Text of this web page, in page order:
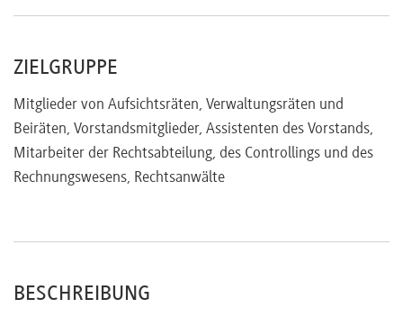
Berichterstattung
Zusammenhang zwischen Beratung und Überwachung
Jahres- und Konzernabschluss, Unterjährige
Aufgaben des Prüfungsausschusses
Prüfung durch den Abschlussprüfer
Bericht an die Hauptversammlung
Notwendige Kompetenzen und präventive
ZIELGRUPPE
Mitglieder von Aufsichtsräten, Verwaltungsräten und
Beiräten, Vorstandsmitglieder, Assistenten des Vorstands,
Mitarbeiter der Rechtsabteilung, des Controllings und des
Rechnungswesens, Rechtsanwälte
BESCHREIBUNG